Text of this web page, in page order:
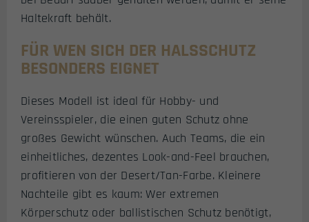
Haltekraft behält.
FÜR WEN SICH DER HALSSCHUTZ
BESONDERS EIGNET
Dieses Modell ist ideal für Hobby- und
Vereinsspieler, die einen guten Schutz ohne
großes Gewicht wünschen. Auch Teams, die ein
einheitliches, dezentes Look-and-Feel brauchen,
profitieren von der Desert/Tan-Farbe. Kleinere
Nachteile gibt es kaum: Wer extremen
Körperschutz oder ballistischen Schutz benötigt,